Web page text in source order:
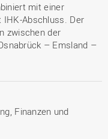
mit einer
Abschluss. Der
zwischen der
– Emsland –
Finanzen und